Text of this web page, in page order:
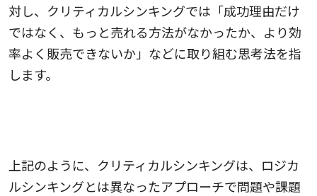
対し、クリティカルシンキングでは「成功理由だけ
ではなく、もっと売れる方法がなかったか、より効
率よく販売できないか」などに取り組む思考法を指
します。
上記のように、クリティカルシンキングは、ロジカ
ルシンキングとは異なったアプローチで問題や課題